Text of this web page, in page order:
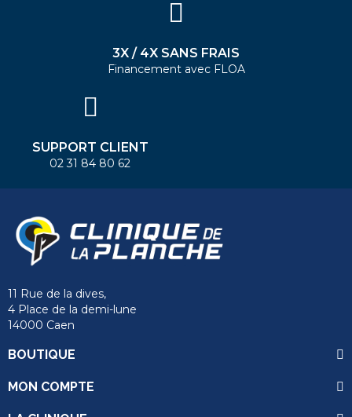
3X / 4X SANS FRAIS
Financement avec FLOA
SUPPORT CLIENT
02 31 84 80 62
11 Rue de la dives,
4 Place de la demi-lune
14000 Caen
BOUTIQUE
MON COMPTE